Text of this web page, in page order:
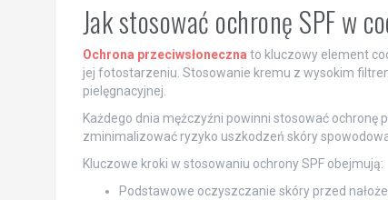
Jak stosować ochronę SPF w
Ochrona przeciwsłoneczna to kluczowy element
jej fotostarzeniu. Stosowanie kremu z wysokim
pielęgnacyjnej.
Każdego dnia mężczyźni powinni stosować ochronę
zminimalizować ryzyko uszkodzeń skóry
Kluczowe kroki w stosowaniu ochrony SPF obejmują:
Podstawowe oczyszczanie skóry przed